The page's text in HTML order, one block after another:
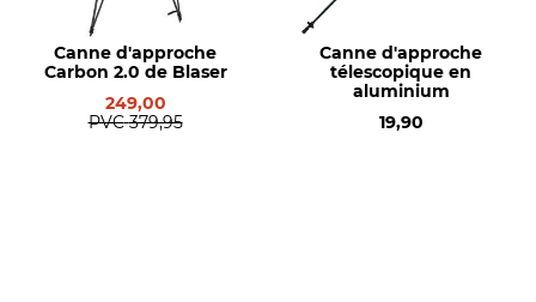
Canne d'approche
Carbon 2.0 de Blaser
249,00
PVC 379,95
Canne d'approche
télescopique en
aluminium
19,90